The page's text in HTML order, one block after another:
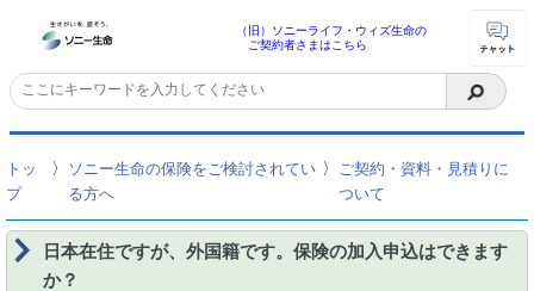
（旧）ソニーライフ・ウィズ生命の
ご契約者さまはこちら
トッ
プ
〉
ソニー生命の保険をご検討されてい
る方へ
〉
ご契約・資料・見積りに
ついて
日本在住ですが、外国籍です。保険の加入申込はできます
か？